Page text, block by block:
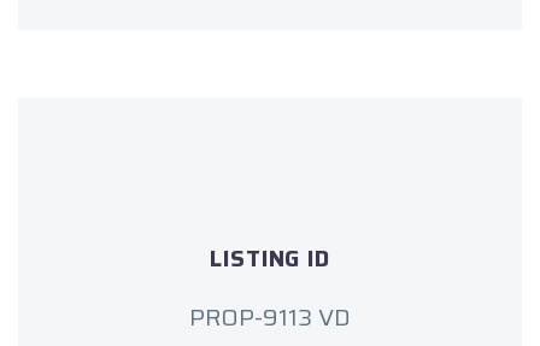
LISTING ID
PROP-9113 VD